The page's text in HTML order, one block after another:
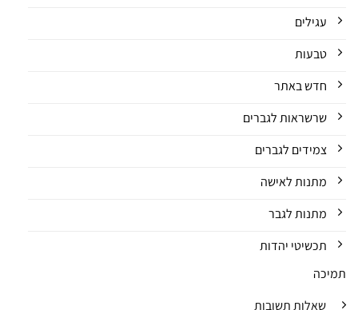
עגילים
טבעות
חדש באתר
שרשראות לגברים
צמידים לגברים
מתנות לאישה
מתנות לגבר
תכשיטי יהדות
תמיכה
שאלות תשובות